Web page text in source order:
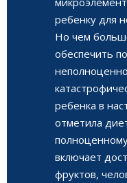
ребенку для
Но чем
обеспечить
ребенка в
отметила
включает
фруктов,